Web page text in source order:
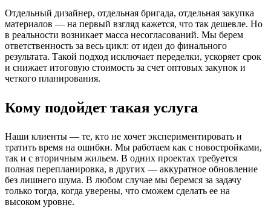
Отдельный дизайнер, отдельная бригада, отдельная закупка
материалов — на первый взгляд кажется, что так дешевле. Но
в реальности возникает масса несогласований. Мы берем
ответственность за весь цикл: от идеи до финального
результата. Такой подход исключает переделки, ускоряет срок
и снижает итоговую стоимость за счет оптовых закупок и
четкого планирования.
Кому подойдет такая услуга
Наши клиенты — те, кто не хочет экспериментировать и
тратить время на ошибки. Мы работаем как с новостройками,
так и с вторичным жильем. В одних проектах требуется
полная перепланировка, в других — аккуратное обновление
без лишнего шума. В любом случае мы беремся за задачу
только тогда, когда уверены, что сможем сделать ее на
высоком уровне.